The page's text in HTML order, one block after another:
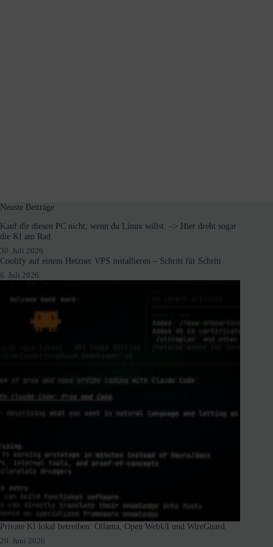
Neuste Beiträge
Kauf dir diesen PC nicht, wenn du Linux willst. –> Hier dreht sogar
die KI am Rad.
30. Juli 2026
Coolify auf einem Hetzner VPS installieren – Schritt für Schritt
6. Juli 2026
Private KI lokal betreiben: Ollama, Open WebUI und WireGuard
20. Juni 2026